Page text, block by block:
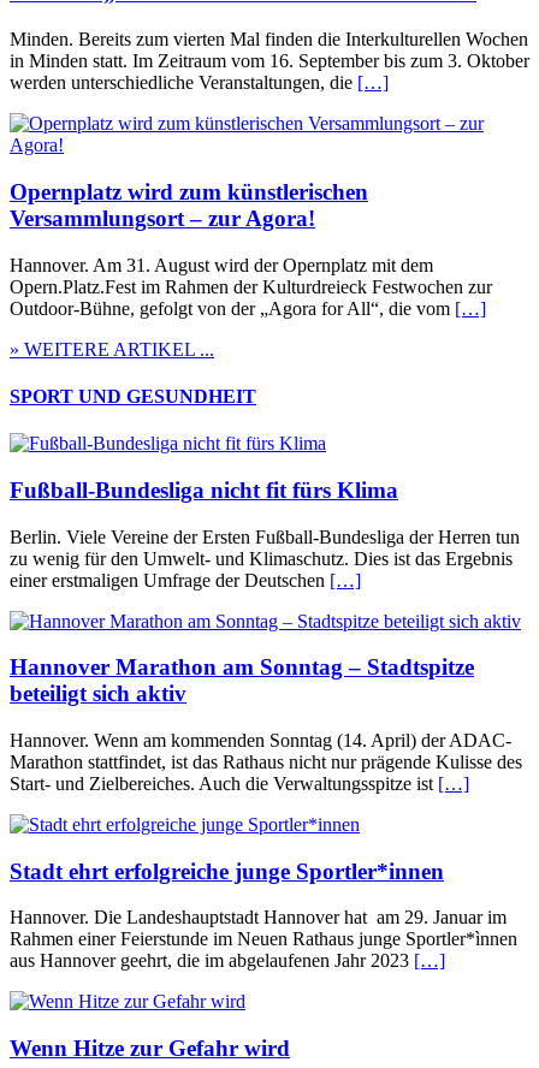
Minden. Bereits zum vierten Mal finden die Interkulturellen Wochen
in Minden statt. Im Zeitraum vom 16. September bis zum 3. Oktober
werden unterschiedliche Veranstaltungen, die […]
Opernplatz wird zum künstlerischen
Versammlungsort – zur Agora!
Hannover. Am 31. August wird der Opernplatz mit dem
Opern.Platz.Fest im Rahmen der Kulturdreieck Festwochen zur
Outdoor-Bühne, gefolgt von der „Agora for All“, die vom […]
» WEITERE ARTIKEL ...
SPORT UND GESUNDHEIT
Fußball-Bundesliga nicht fit fürs Klima
Berlin. Viele Vereine der Ersten Fußball-Bundesliga der Herren tun
zu wenig für den Umwelt- und Klimaschutz. Dies ist das Ergebnis
einer erstmaligen Umfrage der Deutschen […]
Hannover Marathon am Sonntag – Stadtspitze
beteiligt sich aktiv
Hannover. Wenn am kommenden Sonntag (14. April) der ADAC-
Marathon stattfindet, ist das Rathaus nicht nur prägende Kulisse des
Start- und Zielbereiches. Auch die Verwaltungsspitze ist […]
Stadt ehrt erfolgreiche junge Sportler*innen
Hannover. Die Landeshauptstadt Hannover hat am 29. Januar im
Rahmen einer Feierstunde im Neuen Rathaus junge Sportler*ìnnen
aus Hannover geehrt, die im abgelaufenen Jahr 2023 […]
Wenn Hitze zur Gefahr wird